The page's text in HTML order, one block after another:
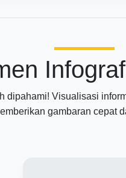
dipahami! Visualisasi
gambaran cepat